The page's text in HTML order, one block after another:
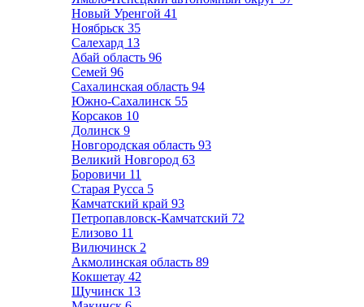
Новый Уренгой 41
Ноябрьск 35
Салехард 13
Абай область 96
Семей 96
Сахалинская область 94
Южно-Сахалинск 55
Корсаков 10
Долинск 9
Новгородская область 93
Великий Новгород 63
Боровичи 11
Старая Русса 5
Камчатский край 93
Петропавловск-Камчатский 72
Елизово 11
Вилючинск 2
Акмолинская область 89
Кокшетау 42
Щучинск 13